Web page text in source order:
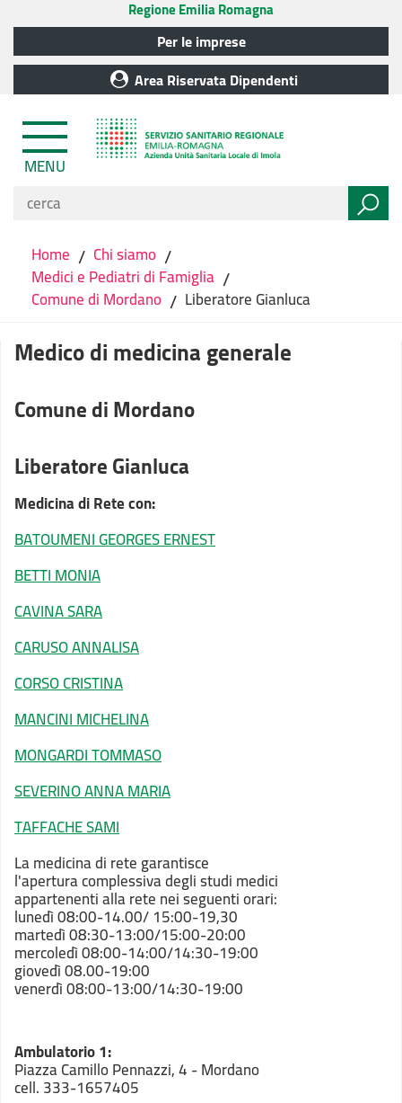
Regione Emilia Romagna
Per le imprese
Area Riservata Dipendenti
MENU
Home / Chi siamo /
Medici e Pediatri di Famiglia /
Comune di Mordano / Liberatore Gianluca
Medico di medicina generale
Comune di Mordano
Liberatore Gianluca
Medicina di Rete con:
BATOUMENI GEORGES ERNEST
BETTI MONIA
CAVINA SARA
CARUSO ANNALISA
CORSO CRISTINA
MANCINI MICHELINA
MONGARDI TOMMASO
SEVERINO ANNA MARIA
TAFFACHE SAMI
La medicina di rete garantisce
l'apertura complessiva degli studi medici
appartenenti alla rete nei seguenti orari:
lunedì 08:00-14.00/ 15:00-19,30
martedì 08:30-13:00/15:00-20:00
mercoledì 08:00-14:00/14:30-19:00
giovedì 08.00-19:00
venerdì 08:00-13:00/14:30-19:00
Ambulatorio 1:
Piazza Camillo Pennazzi, 4 - Mordano
cell. 333-1657405